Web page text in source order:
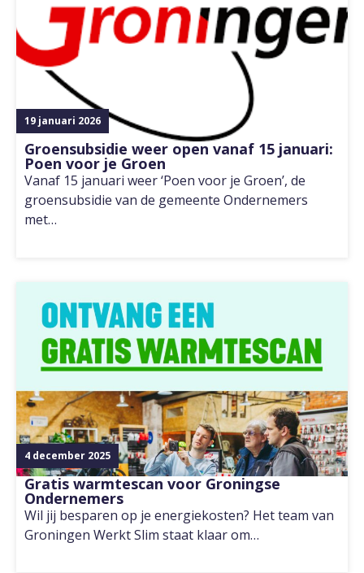
19 januari 2026
Groensubsidie weer open vanaf 15 januari:
Poen voor je Groen
Vanaf 15 januari weer ‘Poen voor je Groen’, de
groensubsidie van de gemeente Ondernemers
met…
4 december 2025
Gratis warmtescan voor Groningse
Ondernemers
Wil jij besparen op je energiekosten? Het team van
Groningen Werkt Slim staat klaar om…